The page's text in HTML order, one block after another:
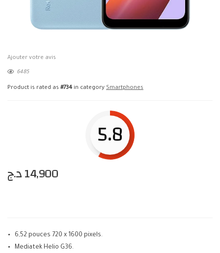
Ajouter votre avis
6485
Product is rated as #734 in category Smartphones
5.8
14,900د.ج
6,52 pouces 720 x 1600 pixels.
Mediatek Helio G36.